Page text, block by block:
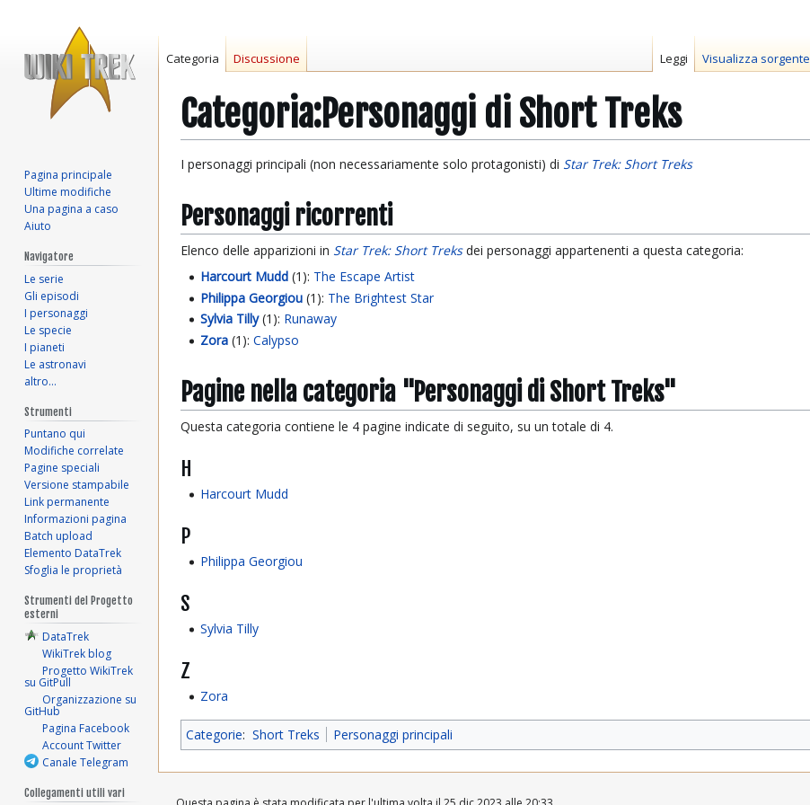
Categoria:Personaggi di Short Treks
Vai
navigazione
Vai
ricerca
I personaggi principali (non necessariamente solo protagonisti) di Star Trek: Short Treks
Personaggi ricorrenti
Elenco delle apparizioni in Star Trek: Short Treksdei personaggi appartenenti a questa categoria:
Harcourt Mudd (1): The Escape Artist
Philippa Georgiou (1): The Brightest Star
Sylvia Tilly(1): Runaway
Zora (1):Calypso
Pagine nella categoria "Personaggi di Short Treks"
Questa categoria contiene le 4 pagine indicate di seguito, su un totale di 4.
H
Harcourt Mudd
P
Philippa Georgiou
S
Sylvia Tilly
Z
Zora
Categorie: Short Treks Personaggi principali
Categoria Discussione Leggi Visualizza sorgente
Pagina principale
Ultime modifiche
Una pagina a caso
Aiuto
Navigatore
Le serie
Gli episodi
I personaggi
Le specie
I pianeti
Le astronavi
altro…
Strumenti
Puntano qui
Modifiche correlate
Pagine speciali
Versione stampabile
Link permanente
Informazioni pagina
Batch upload
Elemento DataTrek
Sfoglia le proprietà
Strumenti del Progetto
esterni
DataTrek
WikiTrek blog
Progetto WikiTrek
su GitPull
Organizzazione su
GitHub
Pagina Facebook
Account Twitter
Canale Telegram
Collegamenti utili vari